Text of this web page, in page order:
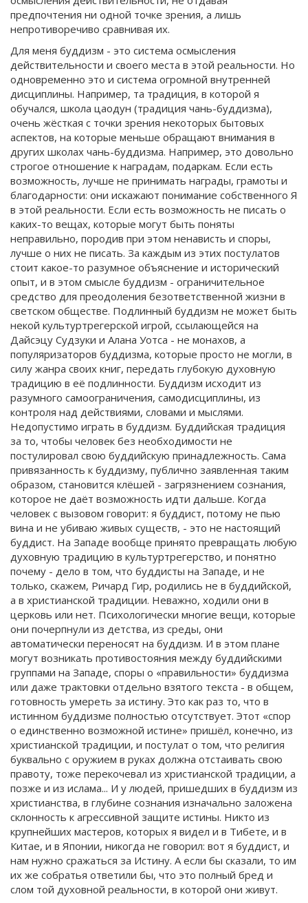
предпочтения ни одной точке зрения, а лишь
непротиворечиво сравнивая их.
Для меня буддизм - это система осмысления
действительности и своего места в этой реальности. Но
одновременно это и система огромной внутренней
дисциплины. Например, та традиция, в которой я
обучался, школа цаодун (традиция чань-буддизма),
очень жёсткая с точки зрения некоторых бытовых
аспектов, на которые меньше обращают внимания в
других школах чань-буддизма. Например, это довольно
строгое отношение к наградам, подаркам. Если есть
возможность, лучше не принимать награды, грамоты и
благодарности: они искажают понимание собственного Я
в этой реальности. Если есть возможность не писать о
каких-то вещах, которые могут быть поняты
неправильно, породив при этом ненависть и споры,
лучше о них не писать. За каждым из этих постулатов
стоит какое-то разумное объяснение и исторический
опыт, и в этом смысле буддизм - ограничительное
средство для преодоления безответственной жизни в
светском обществе. Подлинный буддизм не может быть
некой культуртрегерской игрой, ссылающейся на
Дайсэцу Судзуки и Алана Уотса - не монахов, а
популяризаторов буддизма, которые просто не могли, в
силу жанра своих книг, передать глубокую духовную
традицию в её подлинности. Буддизм исходит из
разумного самоограничения, самодисциплины, из
контроля над действиями, словами и мыслями.
Недопустимо играть в буддизм. Буддийская традиция
за то, чтобы человек без необходимости не
постулировал свою буддийскую принадлежность. Сама
привязанность к буддизму, публично заявленная таким
образом, становится клёшей - загрязнением сознания,
которое не даёт возможность идти дальше. Когда
человек с вызовом говорит: я буддист, потому не пью
вина и не убиваю живых существ, - это не настоящий
буддист. На Западе вообще принято превращать любую
духовную традицию в культуртрегерство, и понятно
почему - дело в том, что буддисты на Западе, и не
только, скажем, Ричард Гир, родились не в буддийской,
а в христианской традиции. Неважно, ходили они в
церковь или нет. Психологически многие вещи, которые
они почерпнули из детства, из среды, они
автоматически переносят на буддизм. И в этом плане
могут возникать противостояния между буддийскими
группами на Западе, споры о «правильности» буддизма
или даже трактовки отдельно взятого текста - в общем,
готовность умереть за истину. Это как раз то, что в
истинном буддизме полностью отсутствует. Этот «спор
о единственно возможной истине» пришёл, конечно, из
христианской традиции, и постулат о том, что религия
буквально с оружием в руках должна отстаивать свою
правоту, тоже перекочевал из христианской традиции, а
позже и из ислама... И у людей, пришедших в буддизм из
христианства, в глубине сознания изначально заложена
склонность к агрессивной защите истины. Никто из
крупнейших мастеров, которых я видел и в Тибете, и в
Китае, и в Японии, никогда не говорил: вот я буддист, и
нам нужно сражаться за Истину. А если бы сказали, то им
их же собратья ответили бы, что это полный бред и
слом той духовной реальности, в которой они живут.